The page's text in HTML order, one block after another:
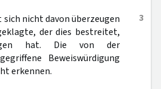
3
sich nicht davon überzeugen
der dies bestreitet,
hat. Die von der
Beweiswürdigung
erkennen.